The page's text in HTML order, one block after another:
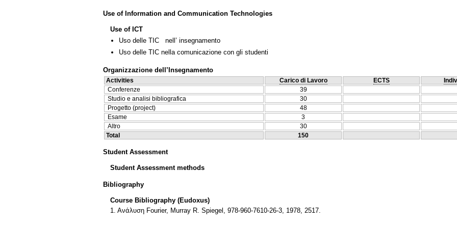
Use of Information and Communication Technologies
Use of ICT
Uso delle TIC nell’ insegnamento
Uso delle TIC nella comunicazione con gli studenti
Organizzazione dell’Insegnamento
Activities Carico di Lavoro ECTS
Conferenze
39
Studio e analisi bibliografica
30
Progetto (project)
48
Esame
3
Altro
30
Total
150
Student Assessment
Student Assessment methods
Bibliography
Course Bibliography (Eudoxus)
1. Ανάλυση Fourier, Μurray R. Spiegel, 978-960-7610-26-3, 1978, 2517.